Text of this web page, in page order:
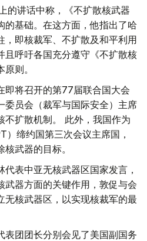
的讲话中称，《不扩散核武器
的基础。在这方面，他指出了哈
，即核裁军、不扩散及和平利用
且呼吁各国充分遵守《不扩散核
则。
即将召开的第77届联合国大会
委员会（裁军与国际安全）主席
不扩散机制。 此外，我国作为
）缔约国第三次会议主席国，
武器的目标。
表中亚无核武器区国家发言，
武器方面的关键作用，敦促与会
无核武器区，以实现核裁军的最
表团团长分别会见了美国副国务